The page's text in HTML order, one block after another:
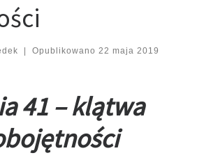
Opublikowano 22 maja 2019
41 – klątwa